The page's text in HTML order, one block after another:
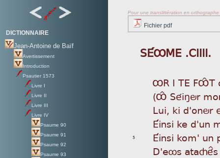
DICTIONNAIRE
Jean-Antoine de Baïf
Avertissement
Introduction
Psautier 1573
Livre I
Livre II
Livre III
Livre IV
Psaume 90
Psaume 91
Psaume 92
Psaume 93
Pour une translittération en
Fichier pdf
SÉÔME .CIIII.
ÔR I TE
(Ô Î Séiñör
Lui, ki d'onör
Éinsi ke d'un
5 Éinsi kom' un
D'eôs